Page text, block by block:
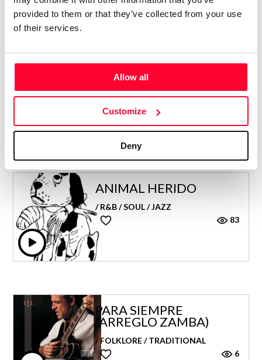
provided to them or that they’ve collected from your use
of their services.
Allow all
Customize
Deny
MAGIC IN YOUR MIND
Year 2025
ANIMAL HERIDO
/ R&B / SOUL / JAZZ
83
PARA SIEMPRE
(ARREGLO ZAMBA)
/ FOLKLORE / TRADITIONAL
6